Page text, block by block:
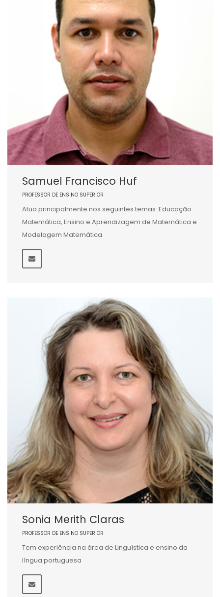
Samuel Francisco Huf
PROFESSOR DE ENSINO SUPERIOR
Atua principalmente nos seguintes temas: Educação
Matemática, Ensino e Aprendizagem de Matemática e
Modelagem Matemática.
Sonia Merith Claras
PROFESSOR DE ENSINO SUPERIOR
Tem experiência na área de Linguística e ensino da
língua portuguesa